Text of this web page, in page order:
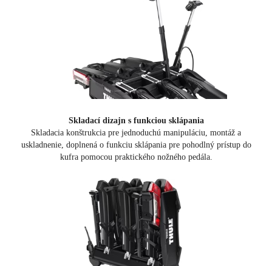
Skladací dizajn s funkciou sklápania
Skladacia konštrukcia pre jednoduchú manipuláciu, montáž a
uskladnenie, doplnená o funkciu sklápania pre pohodlný prístup do
kufra pomocou praktického nožného pedála.